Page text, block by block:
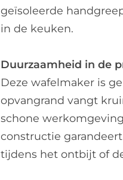
geïsoleerde
in de keuken.
Duurzaamheid in de
Deze wafelmaker is
opvangrand vangt
schone
constructie
tijdens het ontbijt of